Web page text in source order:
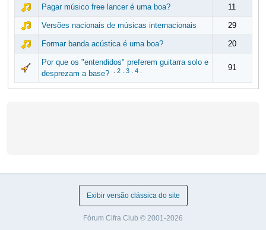
Pagar músico free lancer é uma boa? 11
Versões nacionais de músicas internacionais 29
Formar banda acústica é uma boa? 20
Por que os "entendidos" preferem guitarra solo e
desprezam a base?
2. 3. 4. 91
Exibir versão clássica do site
Fórum Cifra Club © 2001-2026